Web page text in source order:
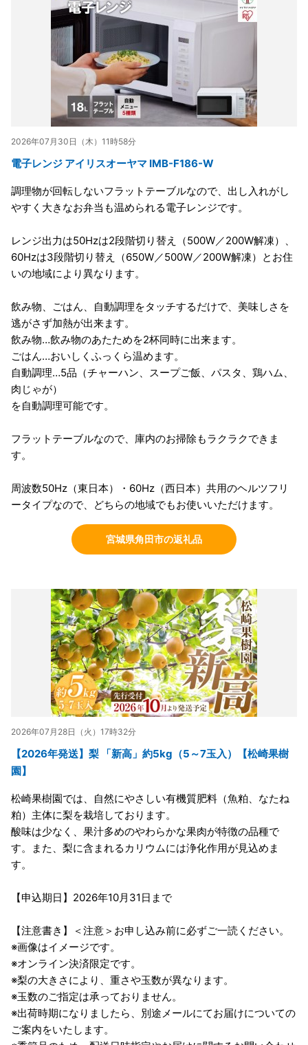
2026年07月30日（木）11時58分
電子レンジ アイリスオーヤマ IMB-F186-W
調理物が回転しないフラットテーブルなので、出し入れがし
やすく大きなお弁当も温められる電子レンジです。
レンジ出力は50Hzは2段階切り替え（500W／200W解凍）、
60Hzは3段階切り替え（650W／500W／200W解凍）とお住
いの地域により異なります。
飲み物、ごはん、自動調理をタッチするだけで、美味しさを
逃がさず加熱が出来ます。
飲み物…飲み物のあたためを2杯同時に出来ます。
ごはん…おいしくふっくら温めます。
自動調理…5品（チャーハン、スープご飯、パスタ、鶏ハム、
肉じゃが）
を自動調理可能です。
フラットテーブルなので、庫内のお掃除もラクラクできま
す。
周波数50Hz（東日本）・60Hz（西日本）共用のヘルツフリ
ータイプなので、どちらの地域でもお使いいただけます。
宮城県角田市の返礼品
2026年07月28日（火）17時32分
【2026年発送】梨 「新高」約5kg（5～7玉入）【松崎果樹
園】
松崎果樹園では、自然にやさしい有機質肥料（魚粕、なたね
粕）主体に梨を栽培しております。
酸味は少なく、果汁多めのやわらかな果肉が特徴の品種で
す。また、梨に含まれるカリウムには浄化作用が見込めま
す。
【申込期日】2026年10月31日まで
【注意書き】＜注意＞お申し込み前に必ずご一読ください。
※画像はイメージです。
※オンライン決済限定です。
※梨の大きさにより、重さや玉数が異なります。
※玉数のご指定は承っておりません。
※出荷時期になりましたら、別途メールにてお届けについての
ご案内をいたします。